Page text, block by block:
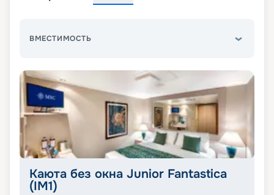
ВМЕСТИМОСТЬ
Каюта без окна Junior Fantastica
(IM1)